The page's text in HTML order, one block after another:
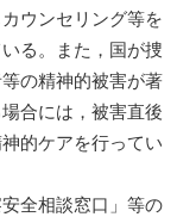
ウンセリング等を
る。また，国が捜
の精神的被害が著
合には，被害直後
的ケアを行ってい
全相談窓口」等の